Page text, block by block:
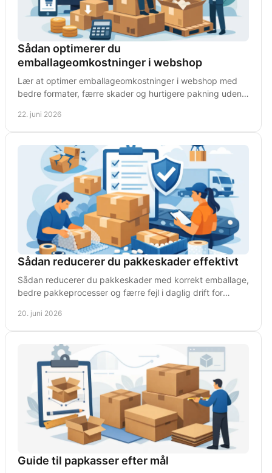
Sådan optimerer du
emballageomkostninger i webshop
Lær at optimer emballageomkostninger i webshop med
bedre formater, færre skader og hurtigere pakning uden
22. juni 2026
Sådan reducerer du pakkeskader effektivt
Sådan reducerer du pakkeskader med korrekt emballage,
bedre pakkeprocesser og færre fejl i daglig drift for
20. juni 2026
Guide til papkasser efter mål